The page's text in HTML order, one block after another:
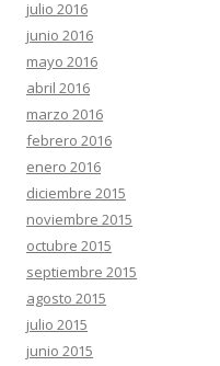
julio 2016
junio 2016
mayo 2016
abril 2016
marzo 2016
febrero 2016
enero 2016
diciembre 2015
noviembre 2015
octubre 2015
septiembre 2015
agosto 2015
julio 2015
junio 2015